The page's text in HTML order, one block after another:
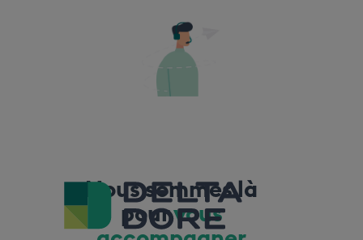
Nous sommes là
pourvous